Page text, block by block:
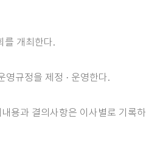
를 개최한다.
규정을 제정 · 운영한다.
용과 결의사항은 이사별로 기록